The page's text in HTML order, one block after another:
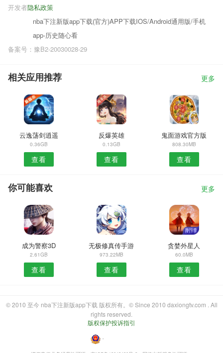
隐私政策
开发者
nba下注新版app下载(官方)APP下载IOS/Android通用版/手机
app-历史随心看
备案号：豫B2-20030028-29
相关应用推荐 更多
云逸荡剑逍遥
0.36GB
查看
反爆英雄
0.13GB
查看
鬼面游戏官方版
808.30MB
查看
你可能喜欢 更多
成为警察3D
2.61GB
查看
无极修真传手游
973.22MB
查看
贪婪外星人
60.0MB
查看
© 2010 至今 nba下注新版app下载 版权所有。© Since 2010 daxiongtv.com . All
rights reserved.
版权保护投诉指引
・